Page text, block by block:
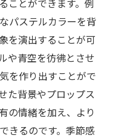
パステルカラーを背
を演出することが可
や青空を彷彿とさせ
を作り出すことがで
た背景やプロップス
の情緒を加え、より
きるのです。季節感